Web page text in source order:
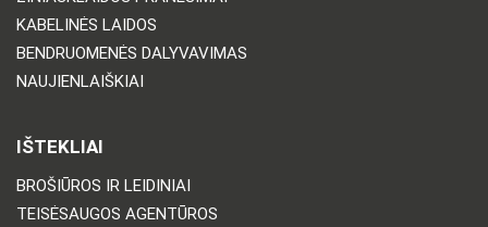
KABELINĖS LAIDOS
BENDRUOMENĖS DALYVAVIMAS
NAUJIENLAIŠKIAI
IŠTEKLIAI
BROŠIŪROS IR LEIDINIAI
TEISĖSAUGOS AGENTŪROS